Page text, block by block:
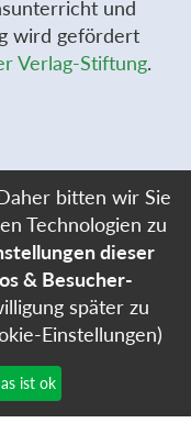
und
wird gefördert
Verlag-Stiftung.
bitten wir Sie
Technologien zu
dieser
& Besucher-
später zu
Einstellungen)
ist ok